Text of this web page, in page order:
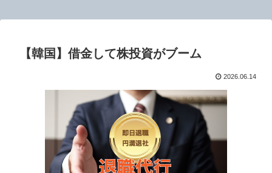
【韓国】借金して株投資がブーム
2026.06.14